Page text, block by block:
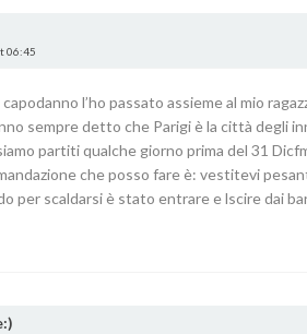
06:45
l’ho passato assieme al mio
sempre detto che Parigi è la città degli
partiti qualche giorno prima del 31
che posso fare è: vestitevi
per scaldarsi è stato entrare e lscire dai